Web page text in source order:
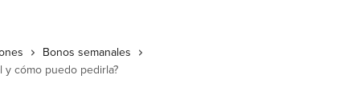
Bonos semanales
y cómo puedo pedirla?